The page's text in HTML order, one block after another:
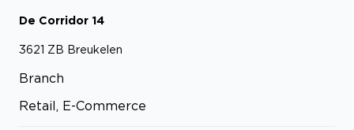
De Corridor 14
3621 ZB Breukelen
Branch
Retail, E-Commerce